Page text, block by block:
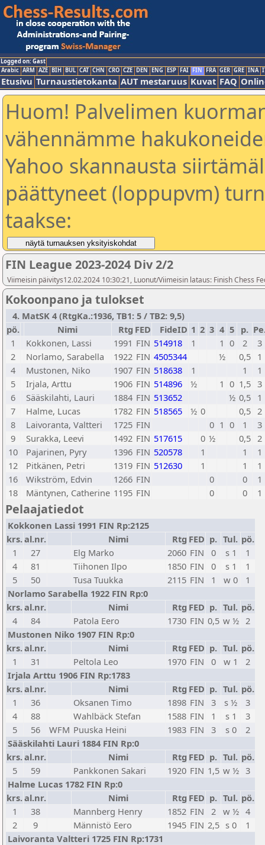
Logged on: Gast
Arabic ARM AZE BIH BUL CAT CHN CRO CZE DEN ENG ESP FAI FIN FRA GER GRE INA
Etusivu Turnaustietokanta AUT mestaruus Kuvat FAQ
Huom! Palvelimen
vähennämme
Yahoo skannausta
päättyneet (loppupvm)
taakse:
FIN League 2023-2024 Div 2/2
Viimeisin päivitys12.02.2024 10:30:21, Luonut/Viimeisin lataus: Finish Chess
Kokoonpano ja tulokset
4. MatSK 4 (RtgKa.:1936, TB1: 5 / TB2: 9,5)
pö.
Nimi Rtg FED FideID 1 2 3 4 5 p.
1
Kokkonen, Lassi 1991 FIN 514918 1 1 0 2
3
2
Norlamo, Sarabella 1922 FIN 4505344 ½ 0,5 1
4
Mustonen, Niko 1907 FIN 518638 1 1
1
5
Irjala, Arttu 1906 FIN 514896 ½ 1 0 1,5 3
6
Sääskilahti, Lauri 1884 FIN 513652 ½ 0,5 1
7
Halme, Lucas 1782 FIN 518565 ½ 0 0,5 2
8
Laivoranta, Valtteri 1725 FIN 0 1 0 1
3
9
Surakka, Leevi 1492 FIN 517615 0 ½ 0,5 2
10
Pajarinen, Pyry 1396 FIN 520578 1 1
1
12
Pitkänen, Petri 1319 FIN 512630 1 1
1
16
Wikström, Edvin 1266 FIN 0 0
1
18
Mäntynen, Catherine 1195 FIN 0 0 1
Pelaajatiedot
Kokkonen Lassi 1991 FIN Rp:2125
krs.al.nr. Nimi Rtg FED p. Tul. pö.
1
27 Elg Marko 2060 FIN 0 s 1
1
4
81 Tiihonen Ilpo 1850 FIN 0 s 1
1
5
50 Tusa Tuukka 2115 FIN 1 w 0
1
Norlamo Sarabella 1922 FIN Rp:0
krs.al.nr. Nimi Rtg FED p. Tul. pö.
4
84 Patola Eero 1730 FIN 0,5 w ½ 2
Mustonen Niko 1907 FIN Rp:0
krs.al.nr. Nimi Rtg FED p. Tul. pö.
1
31 Peltola Leo 1970 FIN 0 w 1
2
Irjala Arttu 1906 FIN Rp:1783
krs.al.nr. Nimi Rtg FED p. Tul. pö.
1
36 Oksanen Timo 1898 FIN 3 s ½
3
4
88 Wahlbäck Stefan 1588 FIN 1 s 1
3
5
56 WFM Puuska Heini 1983 FIN 3 s 0
2
Sääskilahti Lauri 1884 FIN Rp:0
krs.al.nr. Nimi Rtg FED p. Tul. pö.
5
59 Pankkonen Sakari 1920 FIN 1,5 w ½ 3
Halme Lucas 1782 FIN Rp:0
krs.al.nr. Nimi Rtg FED p. Tul. pö.
1
38 Mannberg Henry 1852 FIN 2 w ½ 4
2
9 Männistö Eero 1945 FIN 2,5 s 0
1
Laivoranta Valtteri 1725 FIN Rp:1731